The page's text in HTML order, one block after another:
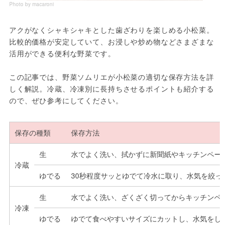
Photo by macaroni
アクがなくシャキシャキとした歯ざわりを楽しめる小松菜。
比較的価格が安定していて、お浸しや炒め物などさまざまな
活用ができる便利な野菜です。
この記事では、野菜ソムリエが小松菜の適切な保存方法を詳
しく解説。冷蔵、冷凍別に長持ちさせるポイントも紹介する
ので、ぜひ参考にしてください。
保存の種類 保存方法
冷蔵
生 水でよく洗い、拭かずに新聞紙やキッチンペー
ゆでる 30秒程度サッとゆでて冷水に取り、水気を絞っ
冷凍
生 水でよく洗い、ざくざく切ってからキッチンペ
ゆでる ゆでて食べやすいサイズにカットし、水気をし